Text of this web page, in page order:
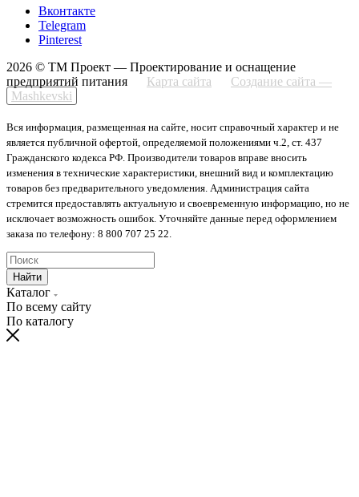
Вконтакте
Telegram
Pinterest
2026 © ТМ Проект — Проектирование и оснащение
предприятий питания
Карта сайта
Создание сайта —
Mashkevski
Вся информация, размещенная на сайте, носит справочный характер и не
является публичной офертой, определяемой положениями ч.2, ст. 437
Гражданского кодекса РФ. Производители товаров вправе вносить
изменения в технические характеристики, внешний вид и комплектацию
товаров без предварительного уведомления. Администрация сайта
стремится предоставлять актуальную и своевременную информацию, но не
исключает возможность ошибок. Уточняйте данные перед оформлением
заказа по телефону: 8 800 707 25 22.
Найти
Каталог
По всему сайту
По каталогу